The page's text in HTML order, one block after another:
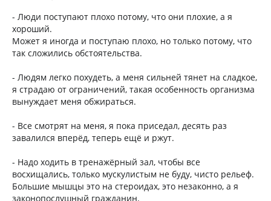
- Люди поступают плохо потому, что они плохие, а я
хороший.
Может я иногда и поступаю плохо, но только потому, что
так сложились обстоятельства.
- Людям легко похудеть, а меня сильней тянет на сладкое,
я страдаю от ограничений, такая особенность организма
вынуждает меня обжираться.
- Все смотрят на меня, я пока приседал, десять раз
завалился вперёд, теперь ещё и ржут.
- Надо ходить в тренажёрный зал, чтобы все
восхищались, только мускулистым не буду, чисто рельеф.
Большие мышцы это на стероидах, это незаконно, а я
законопослушный гражданин.